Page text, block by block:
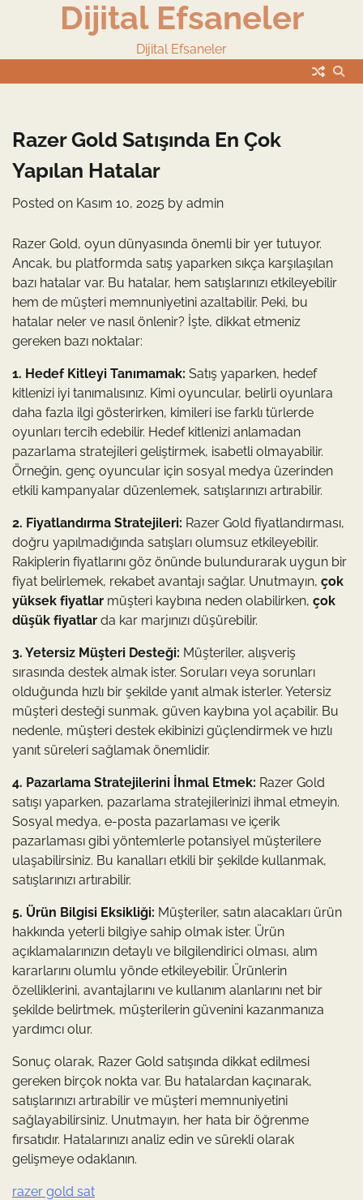
Dijital Efsaneler
Dijital Efsaneler
Razer Gold Satışında En Çok
Yapılan Hatalar
Posted on Kasım 10, 2025 by admin
Razer Gold, oyun dünyasında önemli bir yer tutuyor.
Ancak, bu platformda satış yaparken sıkça karşılaşılan
bazı hatalar var. Bu hatalar, hem satışlarınızı etkileyebilir
hem de müşteri memnuniyetini azaltabilir. Peki, bu
hatalar neler ve nasıl önlenir? İşte, dikkat etmeniz
gereken bazı noktalar:
1. Hedef Kitleyi Tanımamak: Satış yaparken, hedef
kitlenizi iyi tanımalısınız. Kimi oyuncular, belirli oyunlara
daha fazla ilgi gösterirken, kimileri ise farklı türlerde
oyunları tercih edebilir. Hedef kitlenizi anlamadan
pazarlama stratejileri geliştirmek, isabetli olmayabilir.
Örneğin, genç oyuncular için sosyal medya üzerinden
etkili kampanyalar düzenlemek, satışlarınızı artırabilir.
2. Fiyatlandırma Stratejileri: Razer Gold fiyatlandırması,
doğru yapılmadığında satışları olumsuz etkileyebilir.
Rakiplerin fiyatlarını göz önünde bulundurarak uygun bir
fiyat belirlemek, rekabet avantajı sağlar. Unutmayın, çok
yüksek fiyatlar müşteri kaybına neden olabilirken, çok
düşük fiyatlar da kar marjınızı düşürebilir.
3. Yetersiz Müşteri Desteği: Müşteriler, alışveriş
sırasında destek almak ister. Soruları veya sorunları
olduğunda hızlı bir şekilde yanıt almak isterler. Yetersiz
müşteri desteği sunmak, güven kaybına yol açabilir. Bu
nedenle, müşteri destek ekibinizi güçlendirmek ve hızlı
yanıt süreleri sağlamak önemlidir.
4. Pazarlama Stratejilerini İhmal Etmek: Razer Gold
satışı yaparken, pazarlama stratejilerinizi ihmal etmeyin.
Sosyal medya, e-posta pazarlaması ve içerik
pazarlaması gibi yöntemlerle potansiyel müşterilere
ulaşabilirsiniz. Bu kanalları etkili bir şekilde kullanmak,
satışlarınızı artırabilir.
5. Ürün Bilgisi Eksikliği: Müşteriler, satın alacakları ürün
hakkında yeterli bilgiye sahip olmak ister. Ürün
açıklamalarınızın detaylı ve bilgilendirici olması, alım
kararlarını olumlu yönde etkileyebilir. Ürünlerin
özelliklerini, avantajlarını ve kullanım alanlarını net bir
şekilde belirtmek, müşterilerin güvenini kazanmanıza
yardımcı olur.
Sonuç olarak, Razer Gold satışında dikkat edilmesi
gereken birçok nokta var. Bu hatalardan kaçınarak,
satışlarınızı artırabilir ve müşteri memnuniyetini
sağlayabilirsiniz. Unutmayın, her hata bir öğrenme
fırsatıdır. Hatalarınızı analiz edin ve sürekli olarak
gelişmeye odaklanın.
razer gold sat